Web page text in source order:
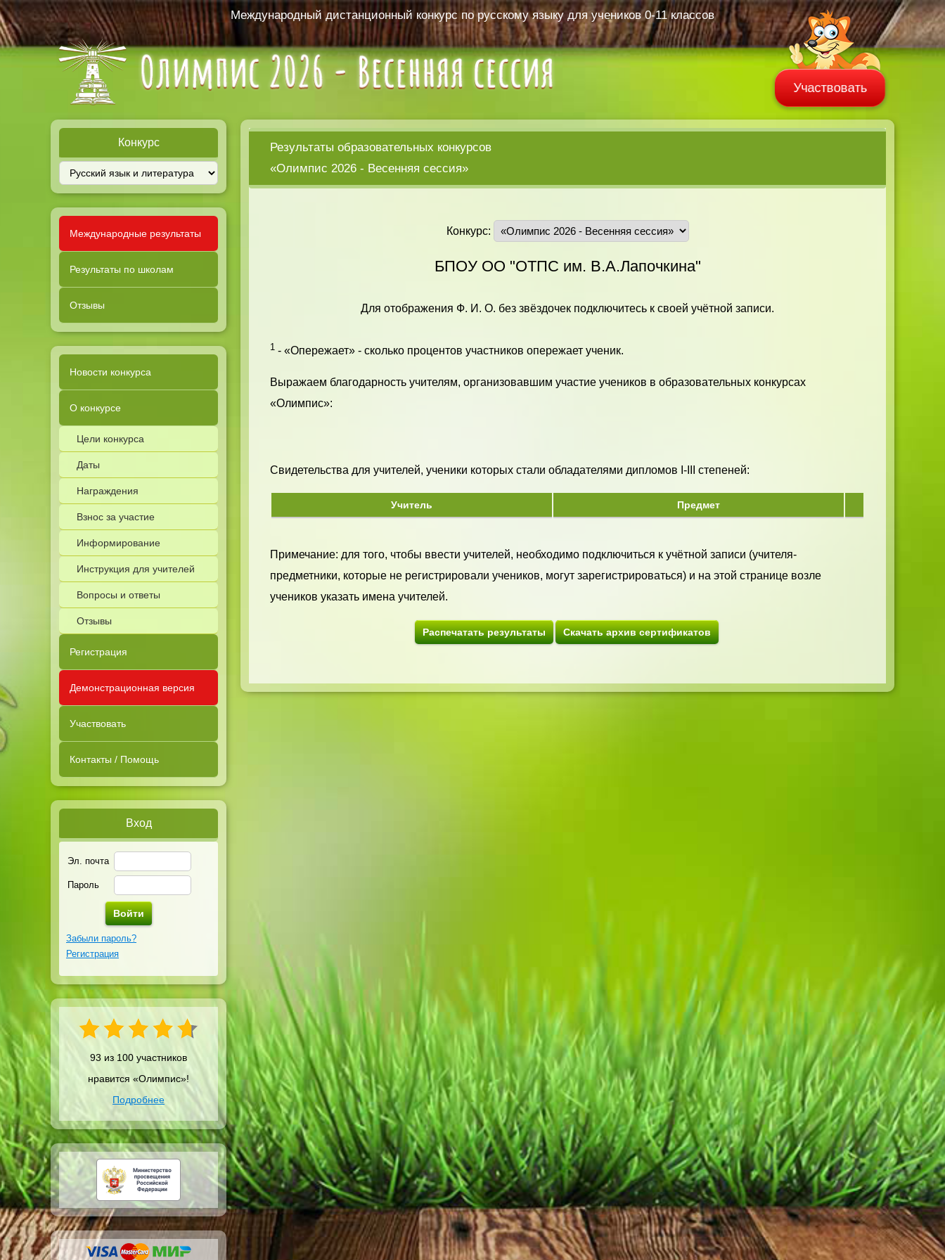
Международный дистанционный конкурс по русскому языку для учеников 0-11 классов
Участвовать
Конкурс
Международные результаты
Результаты по школам
Отзывы
Новости конкурса
О конкурсе
Цели конкурса
Даты
Награждения
Взнос за участие
Информирование
Инструкция для учителей
Вопросы и ответы
Отзывы
Регистрация
Демонстрационная версия
Участвовать
Контакты / Помощь
Вход
Эл. почта
Пароль
Забыли пароль?
Регистрация
93 из 100 участников
нравится «Олимпис»!
Подробнее
Результаты образовательных конкурсов
«Олимпис 2026 - Весенняя сессия»
Конкурс:
БПОУ ОО "ОТПС им. В.А.Лапочкина"
Для отображения Ф. И. О. без звёздочек подключитесь к своей учётной записи.
1 - «Опережает» - сколько процентов участников опережает ученик.
Выражаем благодарность учителям, организовавшим участие учеников в образовательных конкурсах
«Олимпис»:
Свидетельства для учителей, ученики которых стали обладателями дипломов I-III степеней:
Учитель Предмет
Примечание: для того, чтобы ввести учителей, необходимо подключиться к учётной записи (учителя-
предметники, которые не регистрировали учеников, могут зарегистрироваться) и на этой странице возле
учеников указать имена учителей.
Распечатать результаты Скачать архив сертификатов